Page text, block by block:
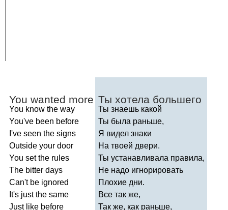
You wanted more
You know the way
You've been before
I've seen the signs
Outside your door
You set the rules
The bitter days
Can't be ignored
It's just the same
Just like before
Ты хотела большего
Ты знаешь какой
Ты была раньше,
Я видел знаки
На твоей двери.
Ты устанавливала правила,
Не надо игнорировать
Плохие дни.
Все так же,
Так же, как раньше,